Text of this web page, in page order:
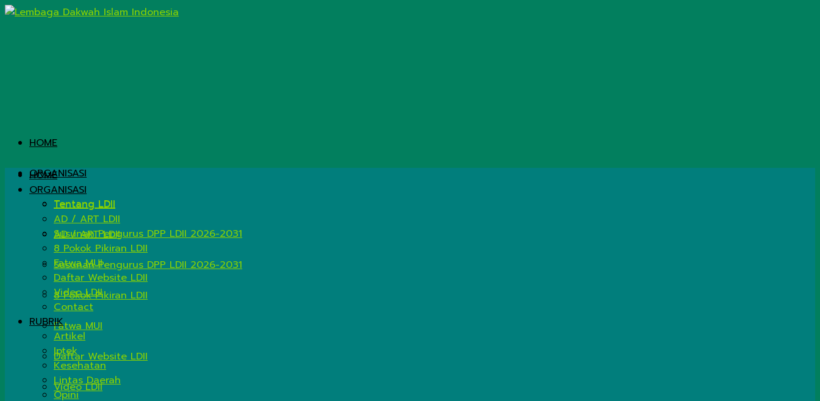
HOME
ORGANISASI
Tentang LDII
AD / ART LDII
Susunan Pengurus DPP LDII 2026-2031
8 Pokok Pikiran LDII
Fatwa MUI
Daftar Website LDII
Video LDII
HOME
ORGANISASI
Tentang LDII
AD / ART LDII
Susunan Pengurus DPP LDII 2026-2031
8 Pokok Pikiran LDII
Fatwa MUI
Daftar Website LDII
Video LDII
Contact
RUBRIK
Artikel
Iptek
Kesehatan
Lintas Daerah
Opini